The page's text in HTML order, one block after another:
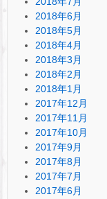
2018年6月
2018年5月
2018年4月
2018年3月
2018年2月
2018年1月
2017年12月
2017年11月
2017年10月
2017年9月
2017年8月
2017年7月
2017年6月